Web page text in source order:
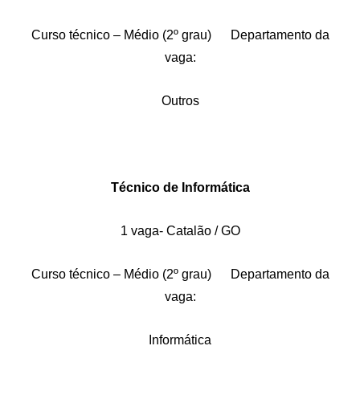
Curso técnico – Médio (2º grau) Departamento da
vaga:
Outros
Técnico de Informática
1 vaga- Catalão / GO
Curso técnico – Médio (2º grau) Departamento da
vaga:
Informática